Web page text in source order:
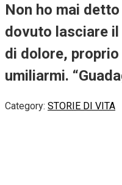
Non ho mai
dovuto lasciare
di dolore,
umiliarmi.
Category: STORIE DI VITA